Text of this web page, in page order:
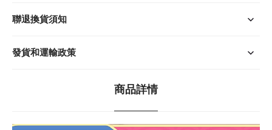
聯退換貨須知
發貨和運輸政策
商品詳情